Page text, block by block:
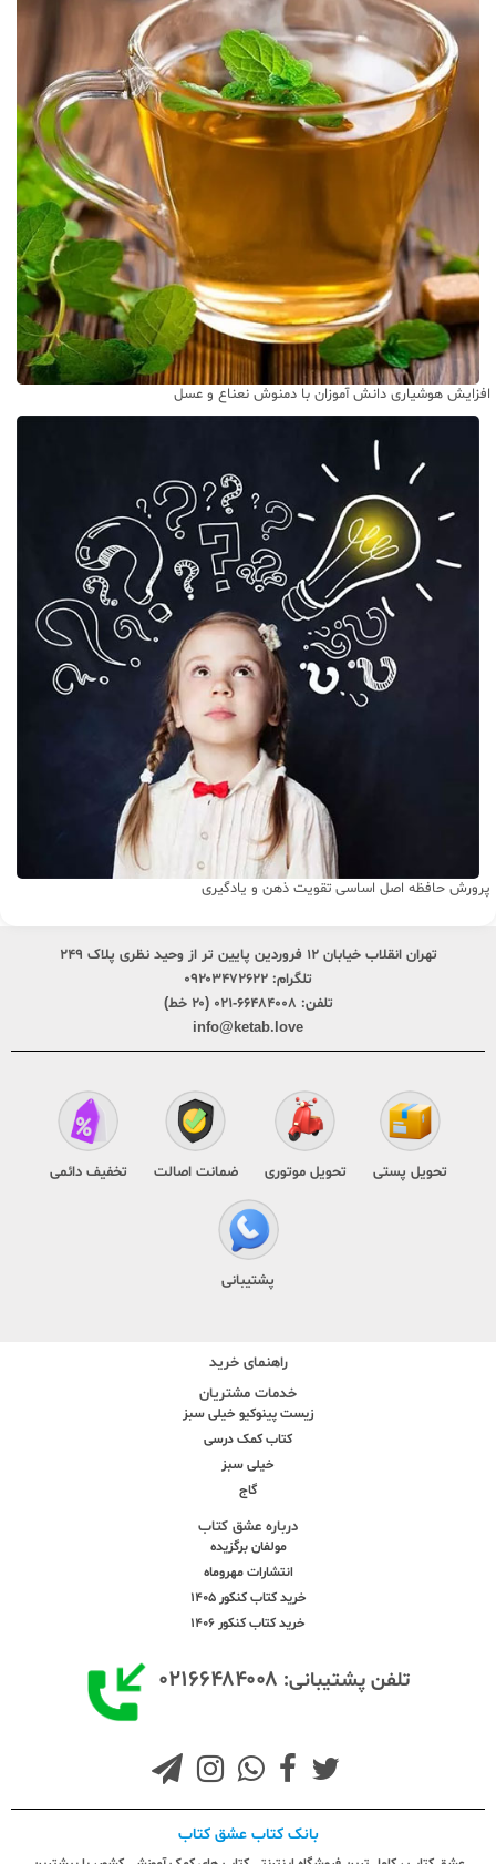
افزایش هوشیاری دانش آموزان با دمنوش نعناع و عسل
پرورش حافظه اصل اساسی تقویت ذهن و یادگیری
تهران انقلاب خیابان ۱۲ فروردین پایین تر از وحید نظری پلاک ۲۴۹
تلگرام: ۰۹۲۰۳۴۷۲۶۲۲
تلفن: ۶۶۴۸۴۰۰۸-۰۲۱ (۲۰ خط)
info@ketab.love
تحویل پستی تحویل موتوری ضمانت اصالت تخفیف دائمی
پشتیبانی
راهنمای خرید
خدمات مشتریان
زیست پینوکیو خیلی سبز
کتاب کمک درسی
خیلی سبز
گاج
درباره عشق کتاب
مولفان برگزیده
انتشارات مهروماه
خرید کتاب کنکور 1405
خرید کتاب کنکور 1406
تلفن پشتیبانی: ۰۲۱۶۶۴۸۴۰۰۸
بانک کتاب عشق کتاب